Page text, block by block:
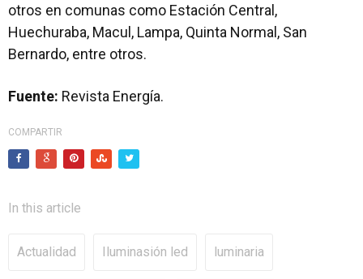
otros en comunas como Estación Central,
Huechuraba, Macul, Lampa, Quinta Normal, San
Bernardo, entre otros.
Fuente: Revista Energía.
COMPARTIR
In this article
Actualidad Iluminasión led luminaria